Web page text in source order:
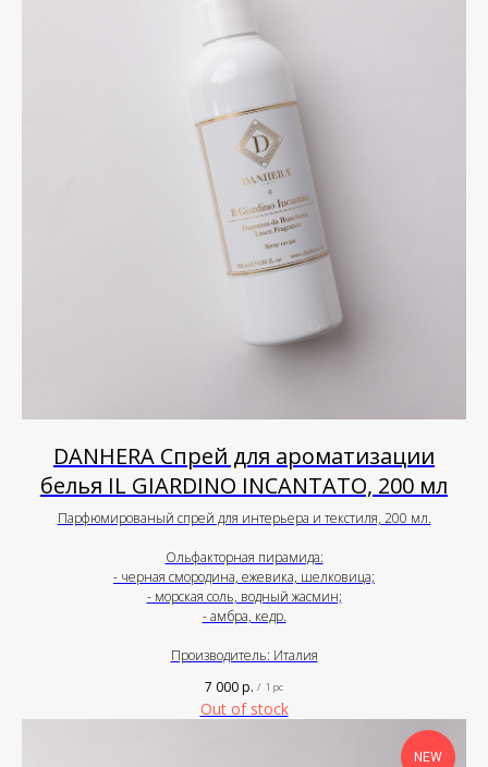
DANHERA Спрей для ароматизации
белья IL GIARDINO INCANTATO, 200 мл
Парфюмированый спрей для интерьера и текстиля, 200 мл.
Ольфакторная пирамида:
- черная смородина, ежевика, шелковица;
- морская соль, водный жасмин;
- амбра, кедр.
Производитель: Италия
7 000р. / 1 pc
Out of stock
NEW